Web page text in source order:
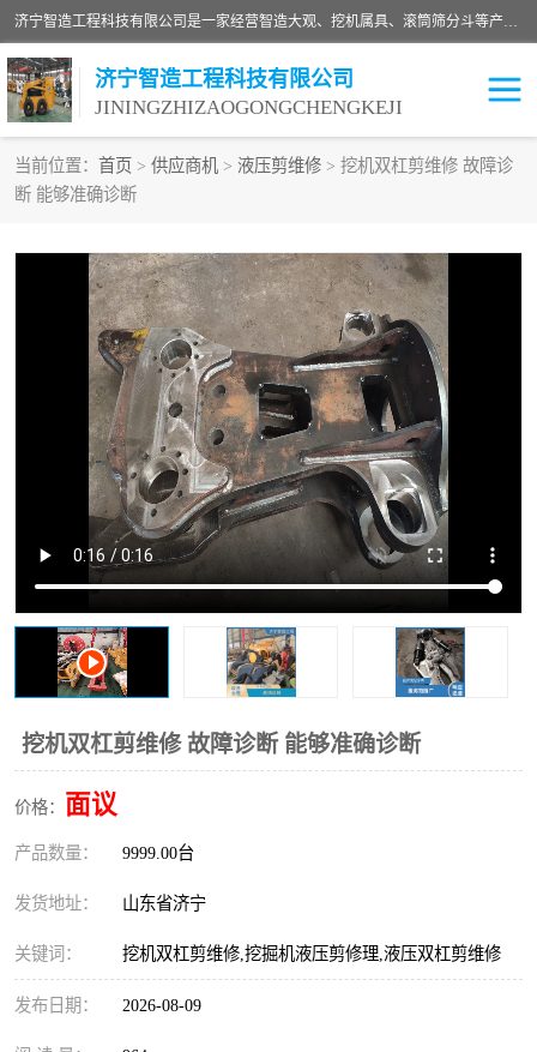
济宁智造工程科技有限公司是一家经营智造大观、挖机属具、滚筒筛分斗等产品的滑移装载机厂家。济宁智造工程科技有限公司奉行以质量赢得用户，诚信为本，互利共赢的宗旨，依靠雄厚的技术力量，科学的管理制度，先进的加工检测设备，始终坚持以客户为中心，免费咨询！
济宁智造工程科技有限公司
JININGZHIZAOGONGCHENGKEJI
当前位置： 首页 > 供应商机 > 液压剪维修 > 挖机双杠剪维修 故障诊
断 能够准确诊断
挖机双杠剪维修 故障诊断 能够准确诊断
价格： 面议
产品数量： 9999.00台
发货地址： 山东省济宁
关键词： 挖机双杠剪维修,挖掘机液压剪修理,液压双杠剪维修
发布日期： 2026-08-09
振动夯
铣挖机 移动破碎机
滚筒筛分斗 粉碎钳
液压剪 土壤修复
铣刨机 开沟机
伐木机 破碎机
打桩机 压路机
枕木机 滑移装载机
清扫器 割草机
挖树机 拓荒机
滚筒筛
挖掘机破碎斗